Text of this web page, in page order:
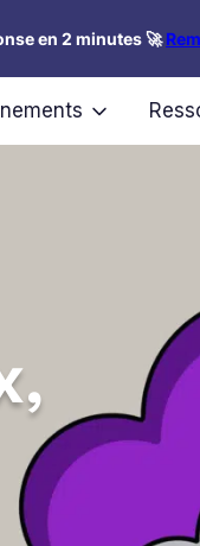
en 2 minutes 🚀